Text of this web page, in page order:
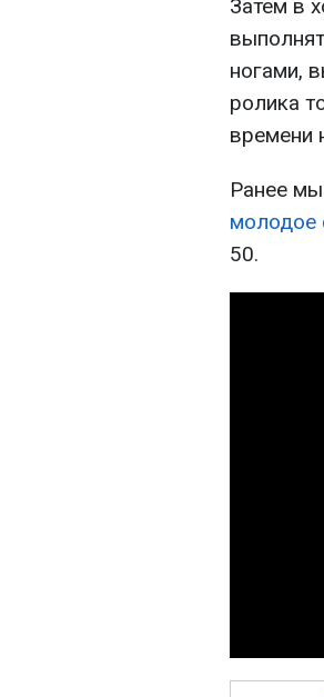
Затем в
ногами,
ролика
времени
Ранее
молодое
50.